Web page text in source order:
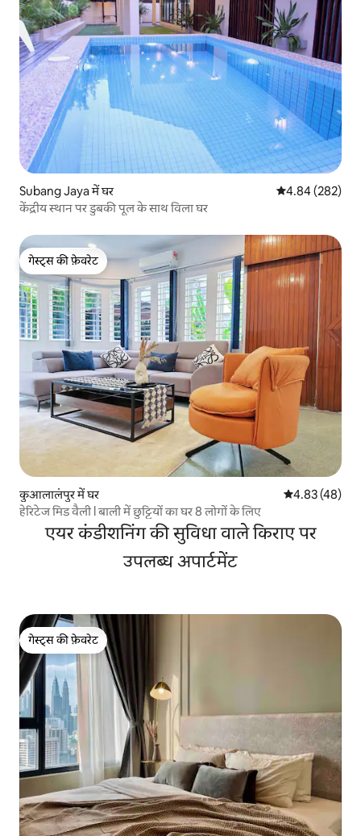
Subang Jaya में घर औसत रेटिंग 5 में से
4.84 (282)
केंद्रीय स्थान पर डुबकी पूल के साथ विला घर
गेस्ट्स की फ़ेवरेट
गेस्ट्स की फ़ेवरेट
कुआलालंपुर में घर औसत रेटिंग 5 में
4.83 (48)
हेरिटेज मिड वैली l बाली में छुट्टियों का घर 8 लोगों के लिए
एयर कंडीशनिंग की सुविधा वाले किराए पर
उपलब्ध अपार्टमेंट
गेस्ट्स की फ़ेवरेट
गेस्ट्स की फ़ेवरेट